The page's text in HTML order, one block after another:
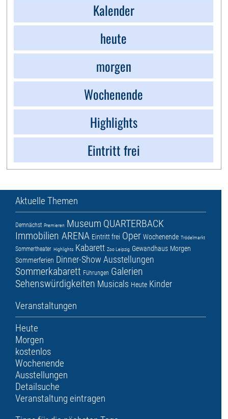
Kalender
heute
morgen
Wochenende
Highlights
Eintritt frei
Aktuelle Themen
Demnächst Premieren Museum QUARTERBACK
Immobilien ARENA Eintritt frei Oper Wochenende Trödelmarkt
Sommertheater Highlights Kabarett Zoo Leipzig Gewandhaus Morgen
Sommerferien Dinner-Show Ausstellungen
Sommerkabarett Führungen Galerien
Sehenswürdigkeiten Musicals Heute Kinder
Veranstaltungen
Heute
Morgen
kostenlos
Wochenende
Ausstellungen
Detailsuche
Veranstaltung eintragen